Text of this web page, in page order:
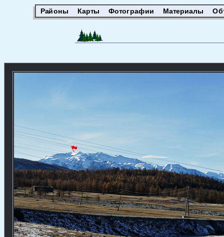
Районы Карты Фотографии Материалы